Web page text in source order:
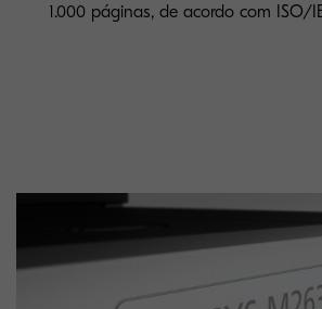
1.000 páginas, de acordo com ISO/